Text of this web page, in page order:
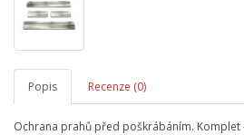
Popis Recenze (0)
Ochrana prahů před poškrábáním. Komplet